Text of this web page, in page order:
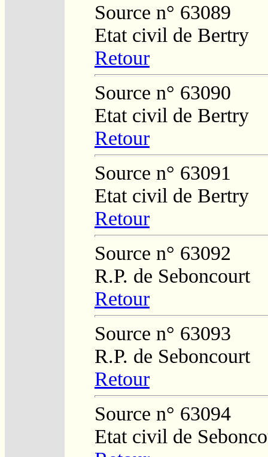
Source n° 63089
Etat civil de Bertry
Retour
Source n° 63090
Etat civil de Bertry
Retour
Source n° 63091
Etat civil de Bertry
Retour
Source n° 63092
R.P. de Seboncourt
Retour
Source n° 63093
R.P. de Seboncourt
Retour
Source n° 63094
Etat civil de